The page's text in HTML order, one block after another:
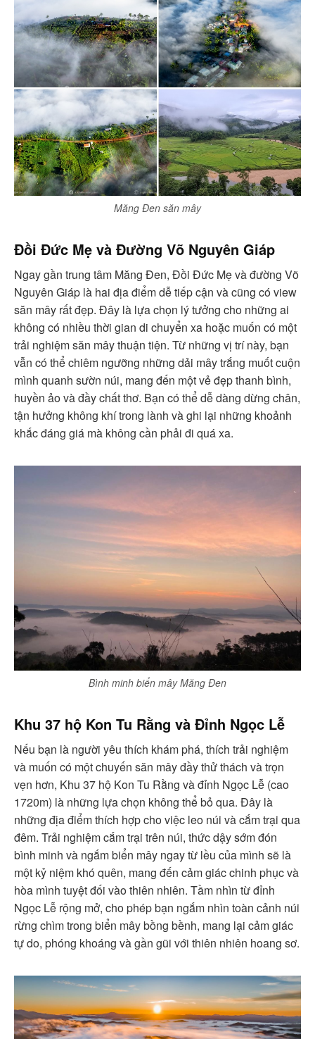
Măng Đen săn mây
Đồi Đức Mẹ và Đường Võ Nguyên Giáp
Ngay gần trung tâm Măng Đen, Đồi Đức Mẹ và đường Võ
Nguyên Giáp là hai địa điểm dễ tiếp cận và cũng có view
săn mây rất đẹp. Đây là lựa chọn lý tưởng cho những ai
không có nhiều thời gian di chuyển xa hoặc muốn có một
trải nghiệm săn mây thuận tiện. Từ những vị trí này, bạn
vẫn có thể chiêm ngưỡng những dải mây trắng muốt cuộn
mình quanh sườn núi, mang đến một vẻ đẹp thanh bình,
huyền ảo và đầy chất thơ. Bạn có thể dễ dàng dừng chân,
tận hưởng không khí trong lành và ghi lại những khoảnh
khắc đáng giá mà không cần phải đi quá xa.
Bình minh biển mây Măng Đen
Khu 37 hộ Kon Tu Rằng và Đỉnh Ngọc Lễ
Nếu bạn là người yêu thích khám phá, thích trải nghiệm
và muốn có một chuyến săn mây đầy thử thách và trọn
vẹn hơn, Khu 37 hộ Kon Tu Rằng và đỉnh Ngọc Lễ (cao
1720m) là những lựa chọn không thể bỏ qua. Đây là
những địa điểm thích hợp cho việc leo núi và cắm trại qua
đêm. Trải nghiệm cắm trại trên núi, thức dậy sớm đón
bình minh và ngắm biển mây ngay từ lều của mình sẽ là
một kỷ niệm khó quên, mang đến cảm giác chinh phục và
hòa mình tuyệt đối vào thiên nhiên. Tầm nhìn từ đỉnh
Ngọc Lễ rộng mở, cho phép bạn ngắm nhìn toàn cảnh núi
rừng chìm trong biển mây bồng bềnh, mang lại cảm giác
tự do, phóng khoáng và gần gũi với thiên nhiên hoang sơ.